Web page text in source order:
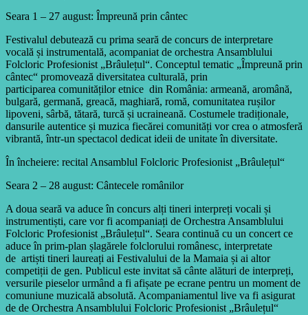
Seara 1 – 27 august: Împreună prin cântec
Festivalul debutează cu prima seară de concurs de interpretare
vocală și instrumentală, acompaniat de orchestra Ansamblului
Folcloric Profesionist „Brâulețul“. Conceptul tematic „Împreună prin
cântec“ promovează diversitatea culturală, prin
participarea comunităților etnice din România: armeană, aromână,
bulgară, germană, greacă, maghiară, romă, comunitatea rușilor
lipoveni, sârbă, tătară, turcă și ucraineană. Costumele tradiționale,
dansurile autentice și muzica fiecărei comunități vor crea o atmosferă
vibrantă, într-un spectacol dedicat ideii de unitate în diversitate.
În încheiere: recital Ansamblul Folcloric Profesionist „Brâulețul“
Seara 2 – 28 august: Cântecele românilor
A doua seară va aduce în concurs alți tineri interpreți vocali și
instrumentiști, care vor fi acompaniați de Orchestra Ansamblului
Folcloric Profesionist „Brâulețul“. Seara continuă cu un concert ce
aduce în prim-plan șlagărele folclorului românesc, interpretate
de artiști tineri laureați ai Festivalului de la Mamaia și ai altor
competiții de gen. Publicul este invitat să cânte alături de interpreți,
versurile pieselor urmând a fi afișate pe ecrane pentru un moment de
comuniune muzicală absolută. Acompaniamentul live va fi asigurat
de de Orchestra Ansamblului Folcloric Profesionist „Brâulețul“